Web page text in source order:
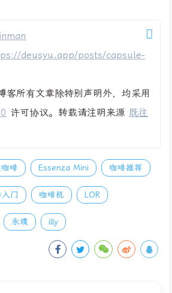
deusyu.app/posts/capsule-
客所有文章除特别声明外，均采用
许可协议。转载请注明来源 既往
啡 Essenza Mini 咖啡推荐
门 咖啡机 LOR
永璞 illy